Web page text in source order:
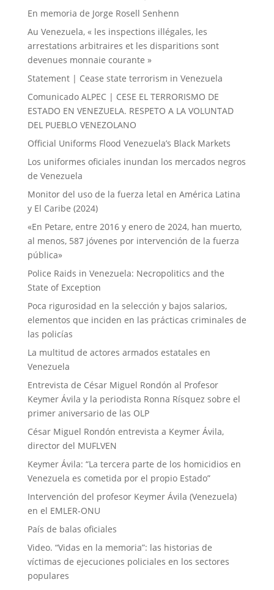
En memoria de Jorge Rosell Senhenn
Au Venezuela, « les inspections illégales, les
arrestations arbitraires et les disparitions sont
devenues monnaie courante »
Statement | Cease state terrorism in Venezuela
Comunicado ALPEC | CESE EL TERRORISMO DE
ESTADO EN VENEZUELA. RESPETO A LA VOLUNTAD
DEL PUEBLO VENEZOLANO
Official Uniforms Flood Venezuela’s Black Markets
Los uniformes oficiales inundan los mercados negros
de Venezuela
Monitor del uso de la fuerza letal en América Latina
y El Caribe (2024)
«En Petare, entre 2016 y enero de 2024, han muerto,
al menos, 587 jóvenes por intervención de la fuerza
pública»
Police Raids in Venezuela: Necropolitics and the
State of Exception
Poca rigurosidad en la selección y bajos salarios,
elementos que inciden en las prácticas criminales de
las policías
La multitud de actores armados estatales en
Venezuela
Entrevista de César Miguel Rondón al Profesor
Keymer Ávila y la periodista Ronna Rísquez sobre el
primer aniversario de las OLP
César Miguel Rondón entrevista a Keymer Ávila,
director del MUFLVEN
Keymer Ávila: “La tercera parte de los homicidios en
Venezuela es cometida por el propio Estado”
Intervención del profesor Keymer Ávila (Venezuela)
en el EMLER-ONU
País de balas oficiales
Video. “Vidas en la memoria”: las historias de
víctimas de ejecuciones policiales en los sectores
populares